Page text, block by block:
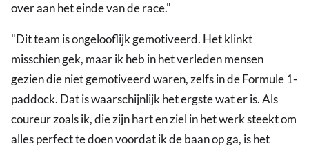
over aan het einde van de race."
"Dit team is ongelooflijk gemotiveerd. Het klinkt
misschien gek, maar ik heb in het verleden mensen
gezien die niet gemotiveerd waren, zelfs in de Formule 1-
paddock. Dat is waarschijnlijk het ergste wat er is. Als
coureur zoals ik, die zijn hart en ziel in het werk steekt om
alles perfect te doen voordat ik de baan op ga, is het